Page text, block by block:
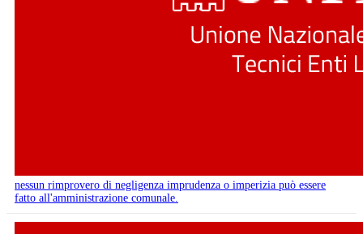
nessun rimprovero di negligenza imprudenza o imperizia può essere
fatto all'amministrazione comunale.